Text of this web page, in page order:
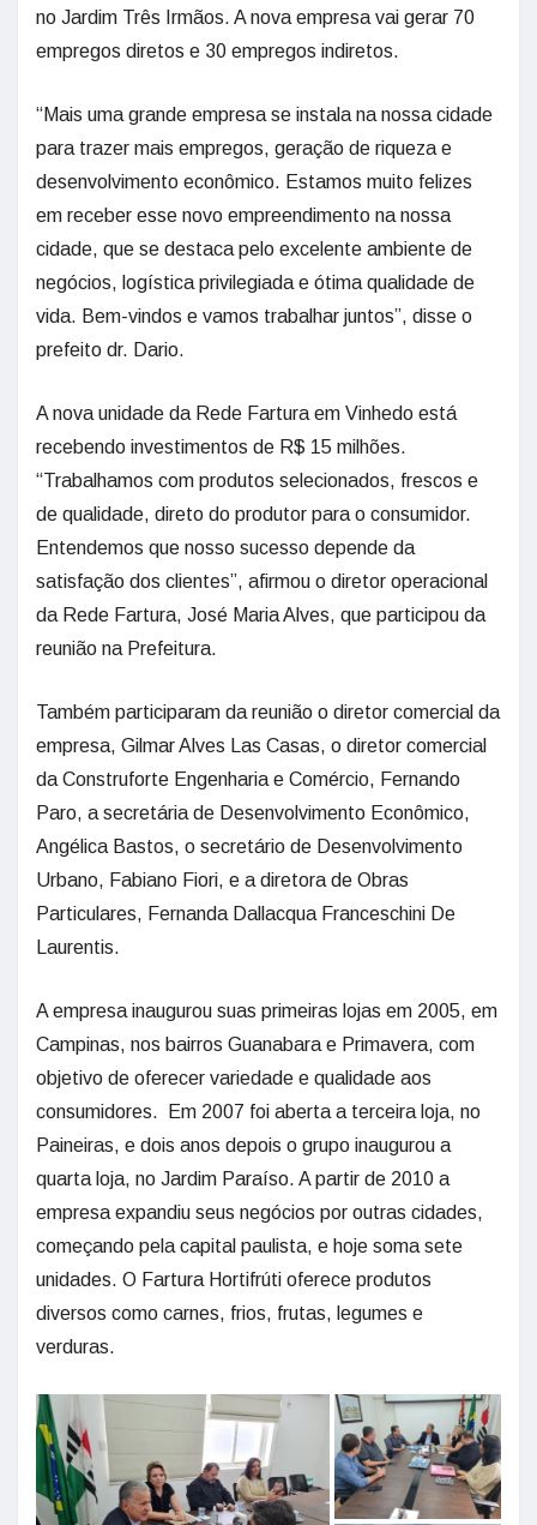
no Jardim Três Irmãos. A nova empresa vai gerar 70
empregos diretos e 30 empregos indiretos.
“Mais uma grande empresa se instala na nossa cidade
para trazer mais empregos, geração de riqueza e
desenvolvimento econômico. Estamos muito felizes
em receber esse novo empreendimento na nossa
cidade, que se destaca pelo excelente ambiente de
negócios, logística privilegiada e ótima qualidade de
vida. Bem-vindos e vamos trabalhar juntos”, disse o
prefeito dr. Dario.
A nova unidade da Rede Fartura em Vinhedo está
recebendo investimentos de R$ 15 milhões.
“Trabalhamos com produtos selecionados, frescos e
de qualidade, direto do produtor para o consumidor.
Entendemos que nosso sucesso depende da
satisfação dos clientes”, afirmou o diretor operacional
da Rede Fartura, José Maria Alves, que participou da
reunião na Prefeitura.
Também participaram da reunião o diretor comercial da
empresa, Gilmar Alves Las Casas, o diretor comercial
da Construforte Engenharia e Comércio, Fernando
Paro, a secretária de Desenvolvimento Econômico,
Angélica Bastos, o secretário de Desenvolvimento
Urbano, Fabiano Fiori, e a diretora de Obras
Particulares, Fernanda Dallacqua Franceschini De
Laurentis.
A empresa inaugurou suas primeiras lojas em 2005, em
Campinas, nos bairros Guanabara e Primavera, com
objetivo de oferecer variedade e qualidade aos
consumidores. Em 2007 foi aberta a terceira loja, no
Paineiras, e dois anos depois o grupo inaugurou a
quarta loja, no Jardim Paraíso. A partir de 2010 a
empresa expandiu seus negócios por outras cidades,
começando pela capital paulista, e hoje soma sete
unidades. O Fartura Hortifrúti oferece produtos
diversos como carnes, frios, frutas, legumes e
verduras.